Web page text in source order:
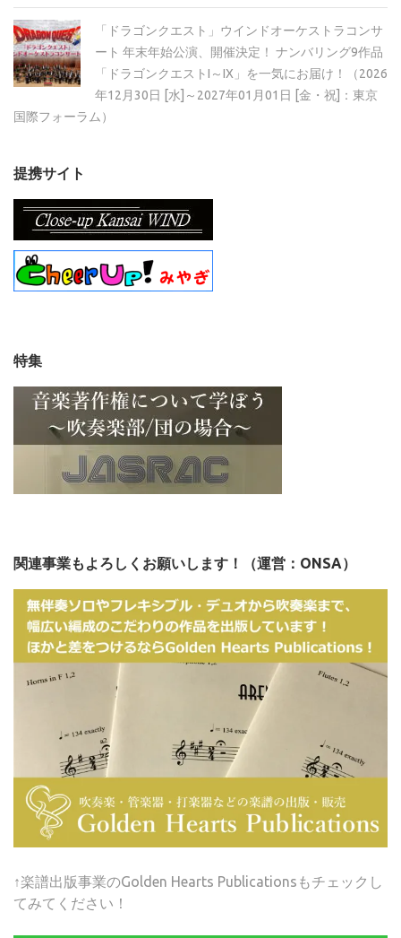
「ドラゴンクエスト」ウインドオーケストラコンサ
ート 年末年始公演、開催決定！ ナンバリング9作品
「ドラゴンクエストI～IX」を一気にお届け！（2026
年12月30日 [水]～2027年01月01日 [金・祝]：東京
国際フォーラム）
提携サイト
特集
関連事業もよろしくお願いします！（運営：ONSA）
↑楽譜出版事業のGolden Hearts Publicationsもチェックし
てみてください！